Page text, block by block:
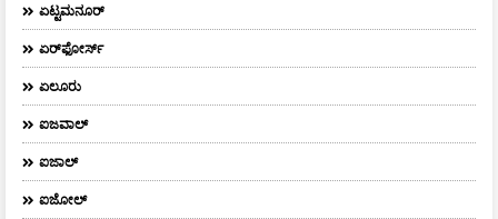
ಏಟ್ಟಮನೂರ್
ಏರ್‌ಫೋರ್ಸ್‌
ಏಲೂರು
ಐಜವಾಲ್
ಐಜಾಲ್
ಐಜೋಲ್